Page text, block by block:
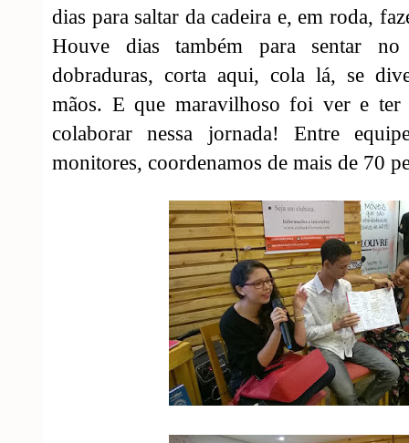
dias para saltar da cadeira e, em roda,
Houve dias também para sentar
dobraduras, corta aqui, cola lá, se
mãos. E que maravilhoso foi ver e ter
colaborar nessa jornada! Entre
monitores, coordenamos de mais de 70